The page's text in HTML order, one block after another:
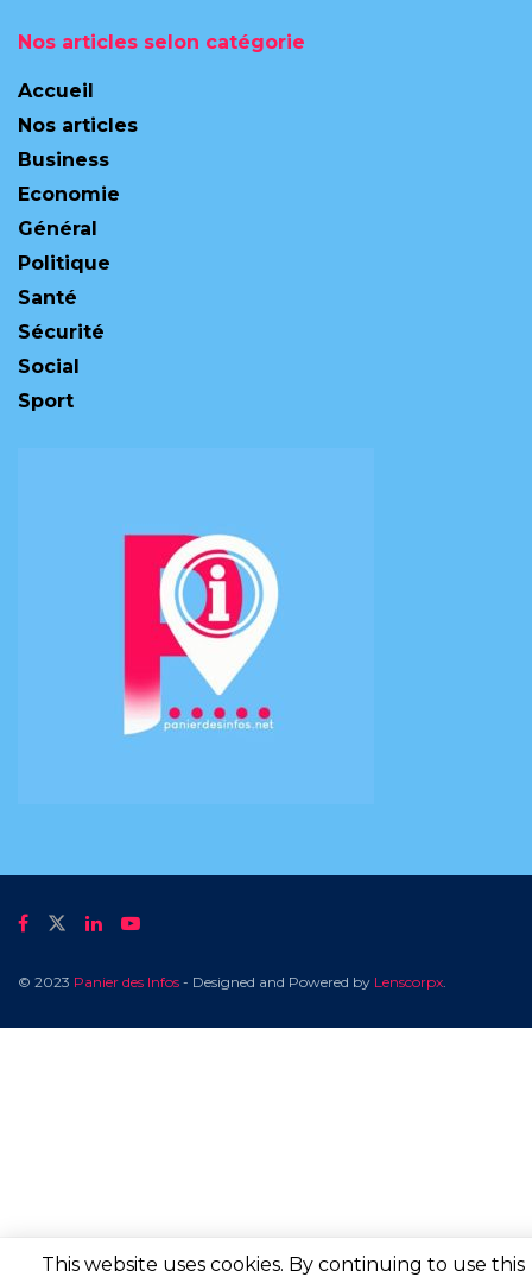
Nos articles selon catégorie
Accueil
Nos articles
Business
Economie
Général
Politique
Santé
Sécurité
Social
Sport
© 2023 Panier des Infos - Designed and Powered by Lenscorpx
This website uses cookies. By continuing to use this